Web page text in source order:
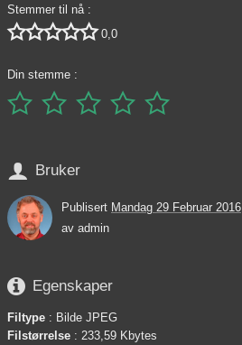
Stemmer til nå :
 0,0
Din stemme :
    
 Bruker
Publisert Mandag 29 Februar 2016
av admin
 Egenskaper
Filtype : Bilde JPEG
Filstørrelse : 233,59 Kbytes